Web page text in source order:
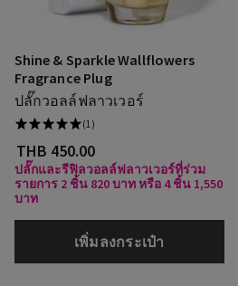
Shine & Sparkle Wallflowers
Fragrance Plug
ปลั๊กวอลล์ฟลาวเวอร์
(1)
THB 450.00
ปลั๊กและรีฟิลวอลล์ฟลาวเวอร์ที่ร่วม
รายการ 2 ชิ้น 820 บาท หรือ 4 ชิ้น 1,550
บาท
เพิ่มลงกระเป๋า